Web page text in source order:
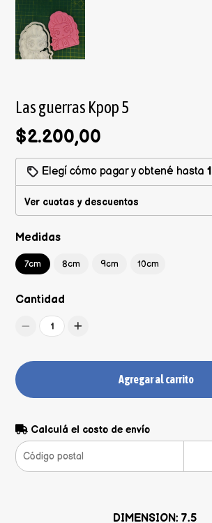
Las guerras Kpop 5
$2.200,00
Elegí cómo pagar y obtené hasta
Ver cuotas y descuentos
Medidas
7cm 8cm 9cm 10cm
Cantidad
1
Agregar al carrito
Calculá el costo de envío
DIMENSION: 7.5